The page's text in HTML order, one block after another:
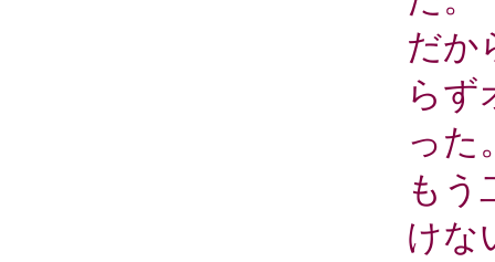
だか
らず
った
もう
けな